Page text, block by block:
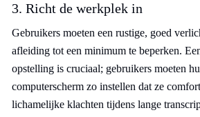
3. Richt de werkplek in
Gebruikers moeten een rustige, goed
afleiding tot een minimum te beperken.
opstelling is cruciaal; gebruikers moeten
computerscherm zo instellen dat ze
lichamelijke klachten tijdens lange